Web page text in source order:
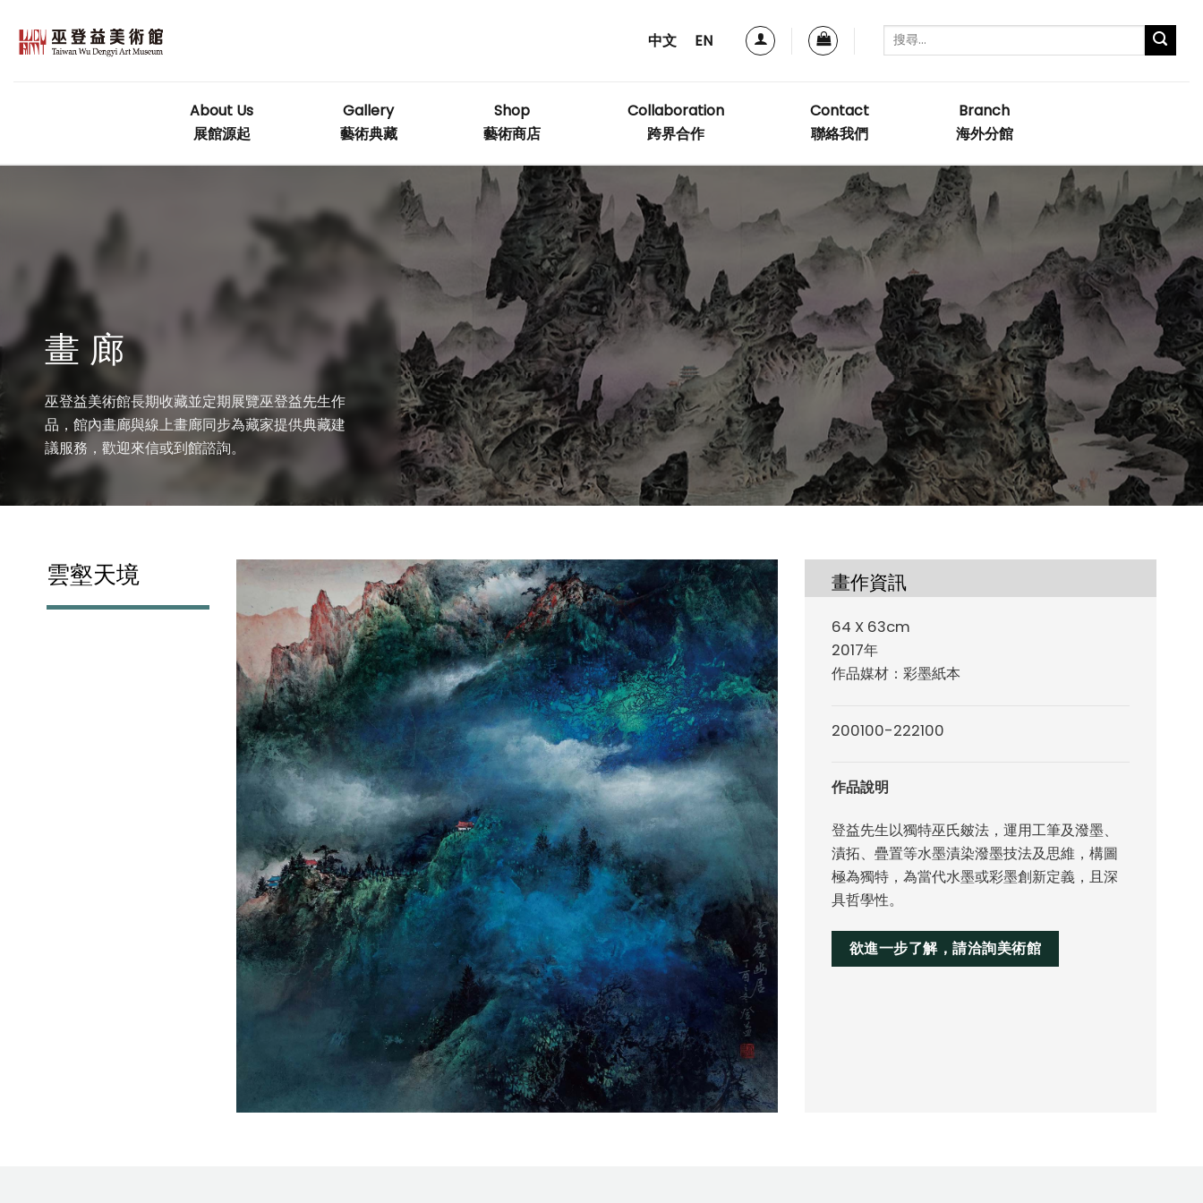
content
中文 EN
About Us
展館源起
Gallery
藝術典藏
Shop
藝術商店
Collaboration
跨界合作
Contact
聯絡我們
Branch
海外分館
畫 廊
巫登益美術館長期收藏並定期展覽巫登益先生作
品，館內畫廊與線上畫廊同步為藏家提供典藏建
議服務，歡迎來信或到館諮詢。
雲壑天境 畫作資訊
64 X 63cm
2017年
作品媒材：彩墨紙本
200100-222100
作品說明
登益先生以獨特巫氏皴法，運用工筆及潑墨、
漬拓、疊置等水墨漬染潑墨技法及思維，構圖
極為獨特，為當代水墨或彩墨創新定義，且深
具哲學性。
欲進一步了解，請洽詢美術館